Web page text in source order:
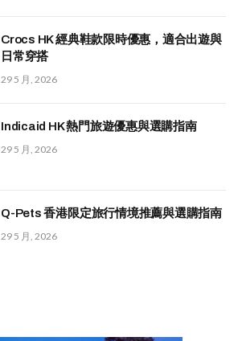
Crocs HK 經典鞋款限時優惠，適合出遊與
日常穿搭
29 5 月, 2026
Indicaid HK 熱門旅遊優惠與選購指南
29 5 月, 2026
Q-Pets 香港限定旅行情境推薦與選購指南
29 5 月, 2026